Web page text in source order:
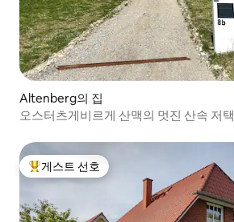
Altenberg의 집
오스터츠게비르게 산맥의 멋진 산속 저택
상위 게스트 선호
게스트 선호